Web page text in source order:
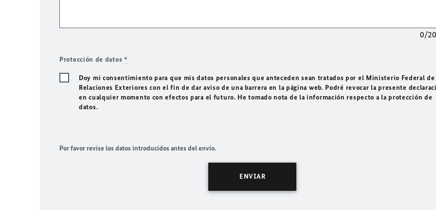
0/
Protección de datos *
Doy mi consentimiento para que mis datos personales que anteceden sean tratados por el Ministerio Federal de
Relaciones Exteriores con el fin de dar aviso de una barrera en la página web. Podré revocar la presente
en cualquier momento con efectos para el futuro. He tomado nota de la información respecto a la protección de
datos.
Por favor revise los datos introducidos antes del envío.